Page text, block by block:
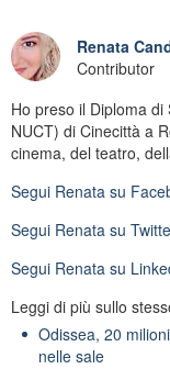
Renata
Contributor
Ho preso il Diploma
NUCT) di Cinecittà a
cinema, del teatro,
Segui Renata su
Segui Renata su
Segui Renata su
Leggi di più sullo
Odissea, 20
nelle sale